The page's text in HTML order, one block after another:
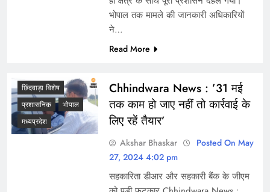
भोपाल तक मामले की जानकारी अधिकारियों
ने…
Read More
छिंदवाड़ा विशेष
प्रशासनिक
भोपाल
मध्यप्रदेश
Chhindwara News : ’31 मई
तक काम हो जाए नहीं तो कार्रवाई के
लिए रहें तैयार’
Akshar Bhaskar
Posted On May
27, 2024 4:02 pm
सहकारिता डीआर और सहकारी बैंक के जीएम